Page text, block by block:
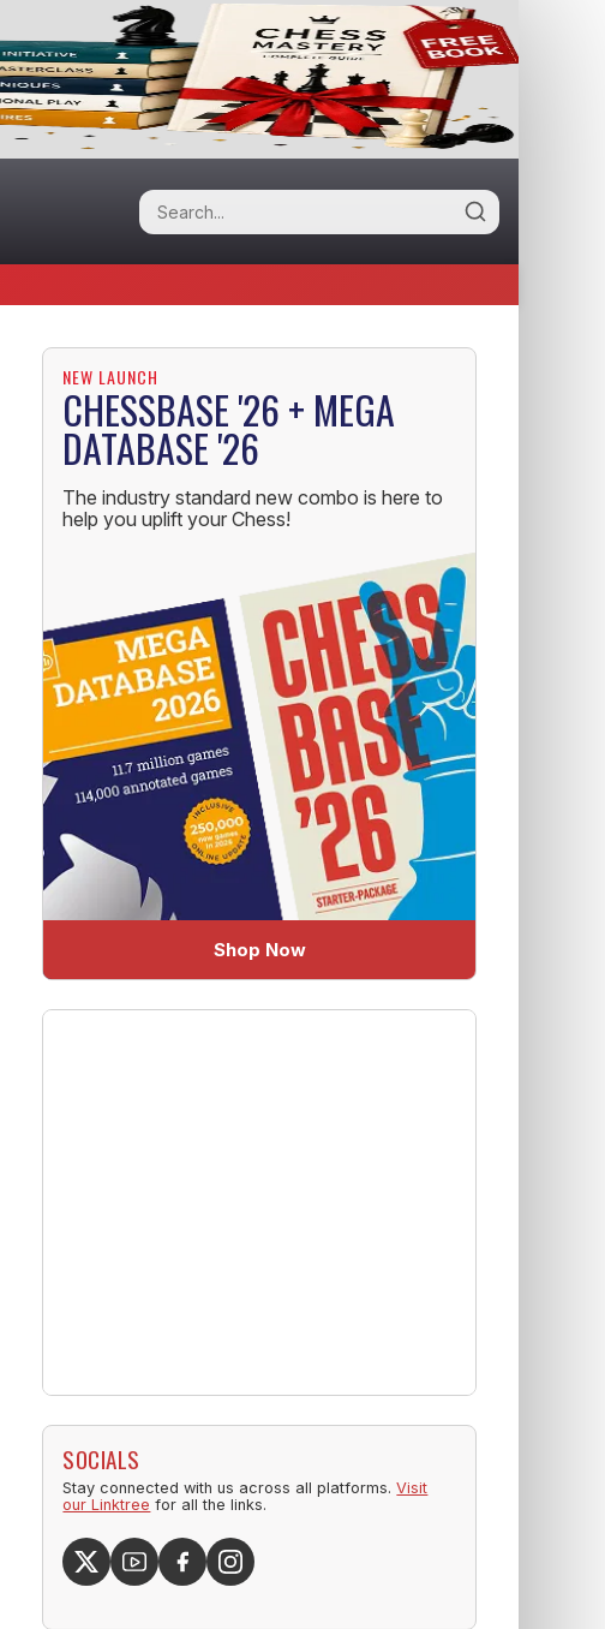
NEW LAUNCH
CHESSBASE '26 + MEGA
DATABASE '26
The industry standard new combo is here to
help you uplift your Chess!
Shop Now
SOCIALS
Stay connected with us across all platforms.Visit
our Linktree for all the links.